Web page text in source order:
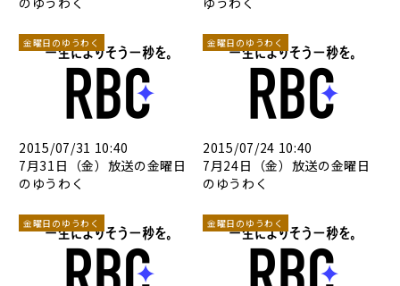
金曜日のゆうわく
2015/07/31 10:40
7月31日（金）放送の金曜日
のゆうわく
金曜日のゆうわく
2015/07/24 10:40
7月24日（金）放送の金曜日
のゆうわく
金曜日のゆうわく 金曜日のゆうわく